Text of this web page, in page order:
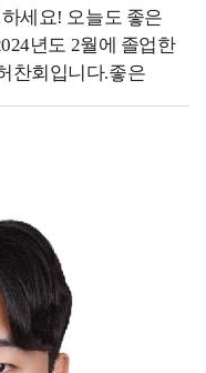
했습니다. 그렇게
포지셔닝에
기 위해 노력하고
을 자유롭게 써주세요.
을 더 즐겼으면
다. 배운 것은
지는 스스로
배우는 것들이
보일 수도 있겠지만,
력한 무기가 될 수
세요! 오늘도 좋은
년도 2월에 졸업한
찬회입니다.좋은
담고 있는
위치한
니지먼트
해 태권도전공
케팅 서포터즈
대한 한국의 많은
부족함을 느꼈고,